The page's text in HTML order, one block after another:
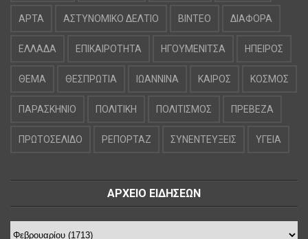
ΑΡΤΑ ΑΣΤΥΝΟΜΙΚΟ ΔΕΛΤΙΟ ΒΙΝΤΕΟ ΔΙΑΦΟΡΑ
ΕΛΛΑΔΑ ΕΠΙΚΑΙΡΟΤΗΤΑ ΗΓΟΥΜΕΝΙΤΣΑ ΗΠΕΙΡΟΣ
ΘΕΜΑ ΘΕΣΠΡΩΤΙΑ ΙΩΑΝΝΙΝΑ ΚΑΙΡΟΣ ΚΟΣΜΟΣ
ΠΑΡΑΣΚΗΝΙΟ ΠΟΛΙΤΙΚΗ ΠΟΛΙΤΙΣΜΟΣ ΠΡΕΒΕΖΑ
ΠΡΩΤΟΣΕΛΙΔΟ ΡΕΠΟΡΤΑΖ ΣΥΝΕΝΤΕΥΞΕΙΣ ΥΓΕΙΑ
ΑΡΧΕΙΟ ΕΙΔΗΣΕΩΝ